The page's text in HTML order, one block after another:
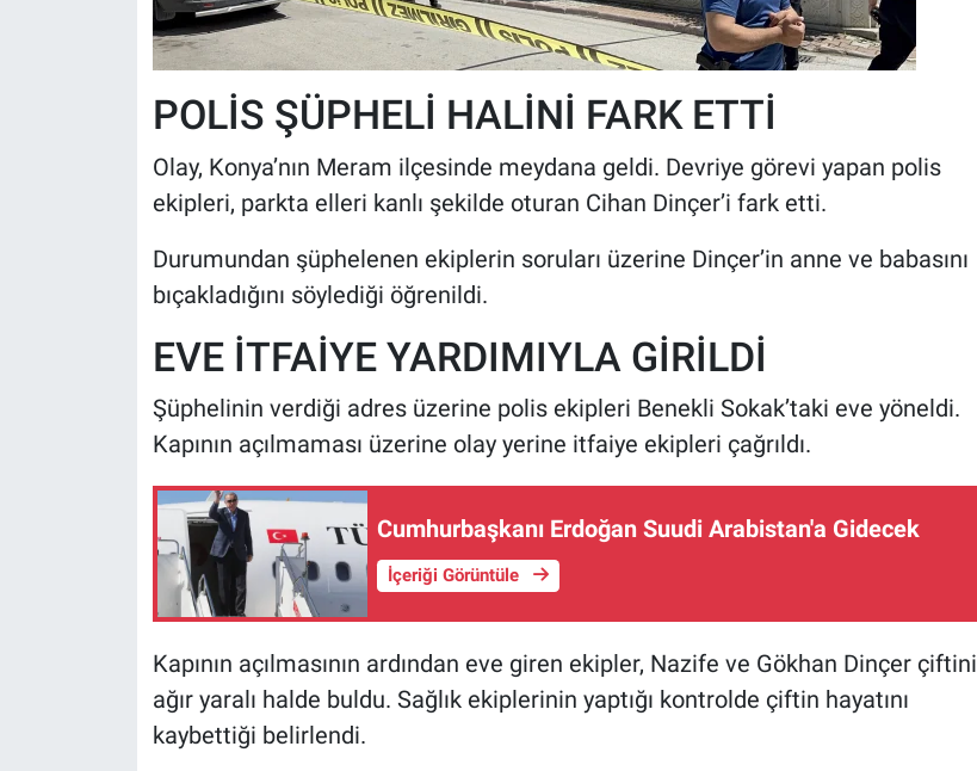
POLİS ŞÜPHELİ HALİNİ FARK ETTİ
Olay, Konya’nın Meram ilçesinde meydana geldi. Devriye görevi yapan polis
ekipleri, parkta elleri kanlı şekilde oturan Cihan Dinçer’i fark etti.
Durumundan şüphelenen ekiplerin soruları üzerine Dinçer’in anne ve babasını
bıçakladığını söylediği öğrenildi.
EVE İTFAİYE YARDIMIYLA GİRİLDİ
Şüphelinin verdiği adres üzerine polis ekipleri Benekli Sokak’taki eve yöneldi.
Kapının açılmaması üzerine olay yerine itfaiye ekipleri çağrıldı.
Cumhurbaşkanı Erdoğan Suudi Arabistan'a Gidecek
İçeriği Görüntüle
Kapının açılmasının ardından eve giren ekipler, Nazife ve Gökhan Dinçer çiftini
ağır yaralı halde buldu. Sağlık ekiplerinin yaptığı kontrolde çiftin hayatını
kaybettiği belirlendi.